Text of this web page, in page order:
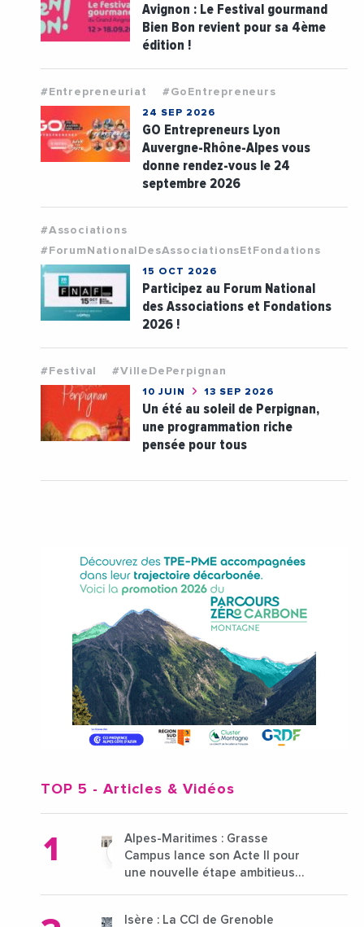
Avignon : Le Festival gourmand
Bien Bon revient pour sa 4ème
édition !
#Entrepreneuriat #GoEntrepreneurs
24 SEP 2026
GO Entrepreneurs Lyon
Auvergne-Rhône-Alpes vous
donne rendez-vous le 24
septembre 2026
#Associations
#ForumNationalDesAssociationsEtFondations
15 OCT 2026
Participez au Forum National
des Associations et Fondations
2026 !
#Festival #VilleDePerpignan
10 JUIN 13 SEP 2026
Un été au soleil de Perpignan,
une programmation riche
pensée pour tous
TOP 5 - Articles & Vidéos
Alpes-Maritimes : Grasse
Campus lance son Acte II pour
une nouvelle étape ambitieuse
Isère : La CCI de Grenoble